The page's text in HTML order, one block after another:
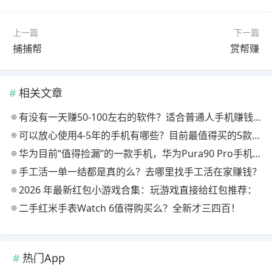
上一篇
捕捕帮
下一篇
赏帮赚
相关文章
有没有一天赚50-100左右的软件？适合普通人手机赚钱的软件分享
可以放心使用4-5年的手机有哪些？目前最值得买的5款手机，用四年都不卡！
华为目前“值得捡漏”的一款手机，华为Pura90 Pro手机怎么样？
手工活一单一结都是真的么？去哪里找手工活在家赚钱？
2026 年最新红包小游戏合集：玩游戏直接给红包推荐：
二手红米手表Watch 6值得购买么？全新才三四百！
热门App